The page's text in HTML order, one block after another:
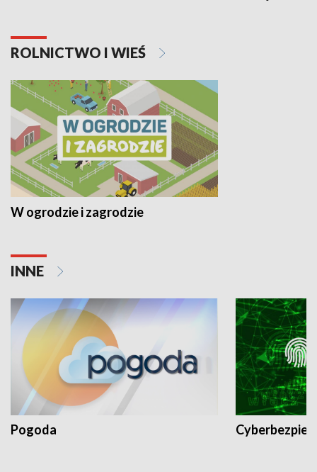
ROLNICTWO I WIEŚ
W ogrodzie i zagrodzie
INNE
Pogoda